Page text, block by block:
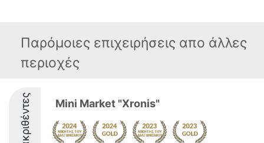
Παρόμοιες επιχειρήσεις απο άλλες
περιοχές
Διακριθέντες Mini Market "Xronis"